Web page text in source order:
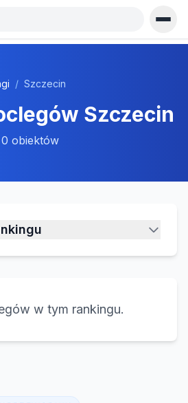
/ Szczecin
Szczecin
0 obiektów
w tym rankingu.